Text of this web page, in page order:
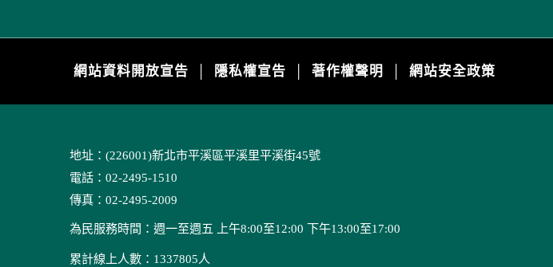
網站資料開放宣告 隱私權宣告 著作權聲明 網站安全政策
地址：(226001)新北市平溪區平溪里平溪街45號
電話：02-2495-1510
傳真：02-2495-2009
為民服務時間：週一至週五 上午8:00至12:00 下午13:00至17:00
累計線上人數：1337805人